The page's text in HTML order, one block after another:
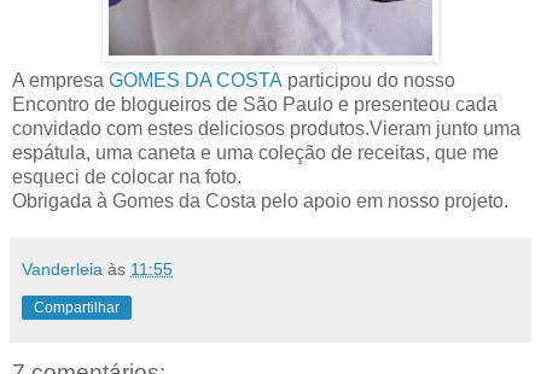
A empresa GOMES DA COSTA participou do nosso
Encontro de blogueiros de São Paulo e presenteou cada
convidado com estes deliciosos produtos.Vieram junto uma
espátula, uma caneta e uma coleção de receitas, que me
esqueci de colocar na foto.
Obrigada à Gomes da Costa pelo apoio em nosso projeto.
Vanderleia às 11:55
Compartilhar